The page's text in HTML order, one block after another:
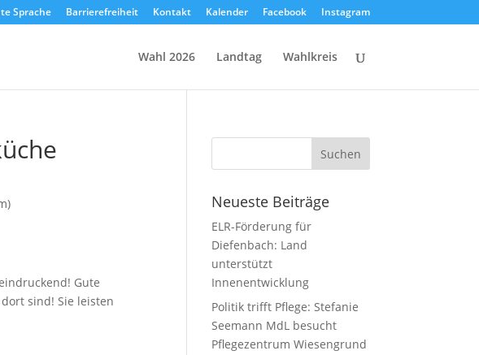
Sprache Barrierefreiheit Kontakt Kalender Facebook Instagram
Wahl 2026 Landtag Wahlkreis
Gute
sind! Sie leisten
Neueste Beiträge
ELR-Förderung für
Diefenbach: Land
unterstützt
Innenentwicklung
Politik trifft Pflege: Stefanie
Seemann MdL besucht
Pflegezentrum Wiesengrund